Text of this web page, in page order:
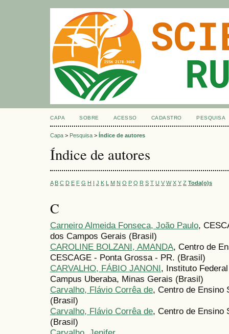
CAPA SOBRE ACESSO CADASTRO PESQUISA
Capa > Pesquisa > Índice de autores
Índice de autores
A B C D E F G H I J K L M N O P Q R S T U V W X Y Z Toda(o)s
C
Carneiro Almeida Fonseca, João Paulo,
dos Campos Gerais (Brasil)
CAROLINE BOLZANI, AMANDA, Centro de
CESCAGE - Ponta Grossa - PR. (Brasil)
CARVALHO, FÁBIO JANONI, Instituto
Campus Uberaba, Minas Gerais (Brasil)
Carvalho, Flávio Corrêa de, Centro de Ensino
(Brasil)
Carvalho, Flávio Corrêa de, Centro de Ensino
(Brasil)